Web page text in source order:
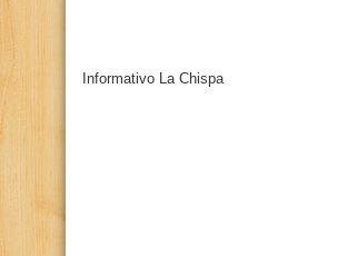
Informativo La Chispa